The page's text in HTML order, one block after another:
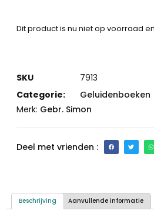
Dit product is nu niet op voorraad
SKU
7913
Categorie:
Geluidenboeken
Merk: Gebr. Simon
Deel met vrienden :
Beschrijving Aanvullende informatie